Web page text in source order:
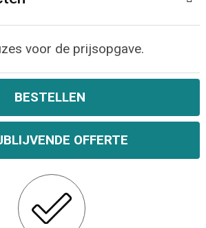
verzorging
voor de prijsopgave.
BESTELLEN
OFFERTE